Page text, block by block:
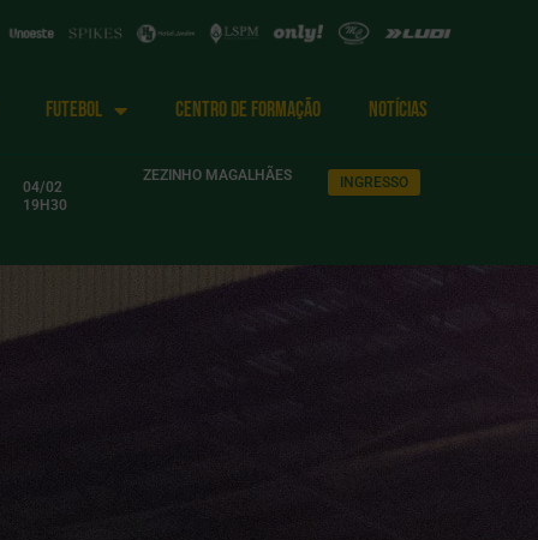
FUTEBOL CENTRO DE FORMAÇÃO NOTÍCIAS
04/02
19H30
ZEZINHO MAGALHÃES INGRESSO